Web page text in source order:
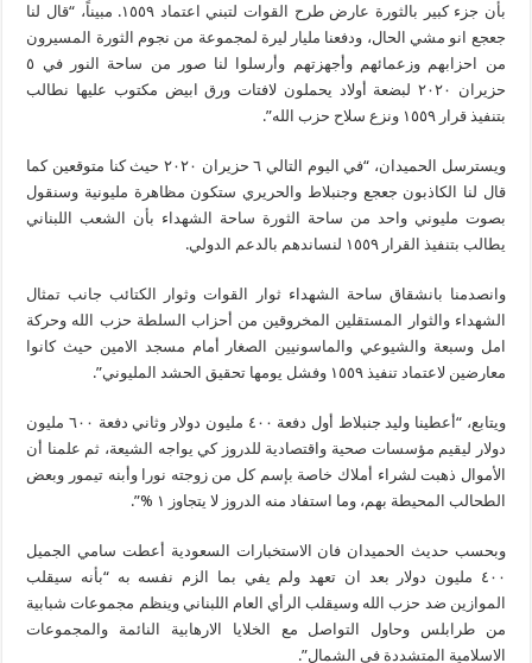
بأن جزء كبير بالثورة عارض طرح القوات لتبني اعتماد ١٥٥٩. مبيناً، “قال لنا
جعجع انو مشي الحال، ودفعنا مليار ليرة لمجموعة من نجوم الثورة المسيرون
من احزابهم وزعمائهم وأجهزتهم وأرسلوا لنا صور من ساحة النور في ٥
حزيران ٢٠٢٠ لبضعة أولاد يحملون لافتات ورق ابيض مكتوب عليها نطالب
بتنفيذ قرار ١٥٥٩ ونزع سلاح حزب الله”.
ويسترسل الحميدان، “في اليوم التالي ٦ حزيران ٢٠٢٠ حيث كنا متوقعين كما
قال لنا الكاذبون جعجع وجنبلاط والحريري ستكون مظاهرة مليونية وسنقول
بصوت مليوني واحد من ساحة الثورة ساحة الشهداء بأن الشعب اللبناني
يطالب بتنفيذ القرار ١٥٥٩ لنساندهم بالدعم الدولي.
وانصدمنا بانشقاق ساحة الشهداء ثوار القوات وثوار الكتائب جانب تمثال
الشهداء والثوار المستقلين المخروقين من أحزاب السلطة حزب الله وحركة
امل وسبعة والشيوعي والماسونيين الصغار أمام مسجد الامين حيث كانوا
معارضين لاعتماد تنفيذ ١٥٥٩ وفشل يومها تحقيق الحشد المليوني”.
ويتابع، “أعطينا وليد جنبلاط أول دفعة ٤٠٠ مليون دولار وثاني دفعة ٦٠٠ مليون
دولار ليقيم مؤسسات صحية واقتصادية للدروز كي يواجه الشيعة، ثم علمنا أن
الأموال ذهبت لشراء أملاك خاصة بإسم كل من زوجته نورا وأبنه تيمور وبعض
الطحالب المحيطة بهم، وما استفاد منه الدروز لا يتجاوز ١ %”.
وبحسب حديث الحميدان فان الاستخبارات السعودية أعطت سامي الجميل
٤٠٠ مليون دولار بعد ان تعهد ولم يفي بما الزم نفسه به “بأنه سيقلب
الموازين ضد حزب الله وسيقلب الرأي العام اللبناني وينظم مجموعات شبابية
من طرابلس وحاول التواصل مع الخلايا الارهابية النائمة والمجموعات
الاسلامية المتشددة في الشمال”.